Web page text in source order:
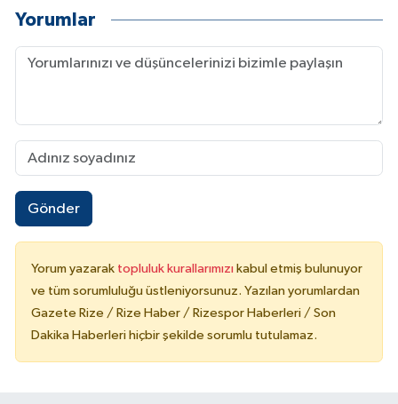
Yorumlar
Gönder
Yorum yazarak topluluk kurallarımızı kabul etmiş bulunuyor
ve tüm sorumluluğu üstleniyorsunuz. Yazılan yorumlardan
Gazete Rize / Rize Haber / Rizespor Haberleri / Son
Dakika Haberleri hiçbir şekilde sorumlu tutulamaz.